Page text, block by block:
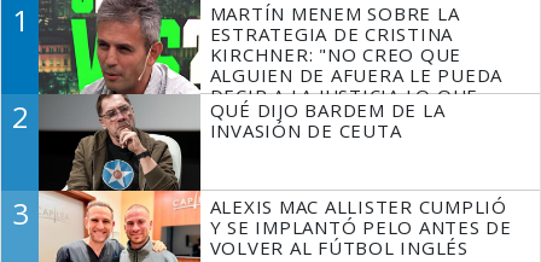
1
MARTÍN MENEM SOBRE LA
ESTRATEGIA DE CRISTINA
KIRCHNER: "NO CREO QUE
ALGUIEN DE AFUERA LE PUEDA
DECIR A LA JUSTICIA LO QUE
TIENE QUE HACER"
2
QUÉ DIJO BARDEM DE LA
INVASIÓN DE CEUTA
3
ALEXIS MAC ALLISTER CUMPLIÓ
Y SE IMPLANTÓ PELO ANTES DE
VOLVER AL FÚTBOL INGLÉS